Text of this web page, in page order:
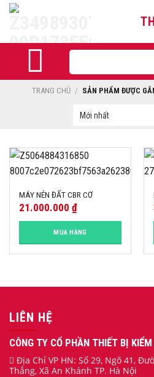
Skip
kiếm:
TRANG CHỦ / SẢN PHẨM ĐƯỢC
MÁY NÉN ĐẤT CBR CƠ
21.000.000 ₫
MUA HÀNG
LIÊN HỆ
CÔNG TY CỔ PHẦN THIẾT BỊ
Địa Chỉ VP HN: Số 29, Ngõ 41,
Thắng, Xã An Khánh TP. Hà Nội